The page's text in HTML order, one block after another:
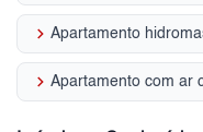
keyboard_arrow_right
keyboard_arrow_right